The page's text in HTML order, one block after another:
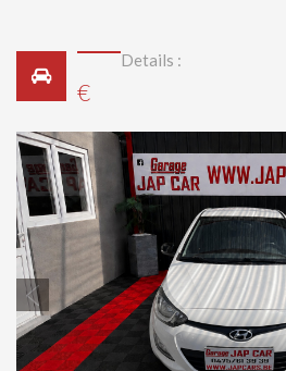
Details :
€
Previous